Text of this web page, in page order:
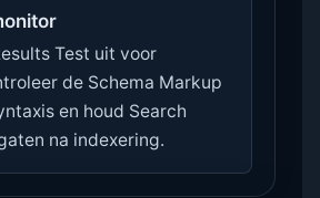
Test uit voor
de Schema Markup
en houd Search
na indexering.